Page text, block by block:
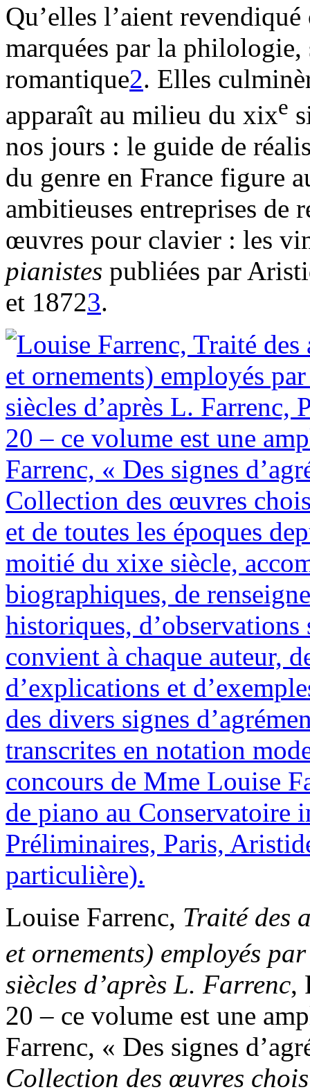
Qu’elles l’aient
marquées par la philologie,
romantique2. Elles
apparaît au milieu du xixe
nos jours : le guide de
du genre en France figure
ambitieuses entreprises de
œuvres pour clavier : les
pianistes publiées par
et 18723.
Louise Farrenc, Traité des
et ornements) employés
siècles d’après L. Farrenc,
20 – ce volume est une
Farrenc, « Des signes
Collection des œuvres